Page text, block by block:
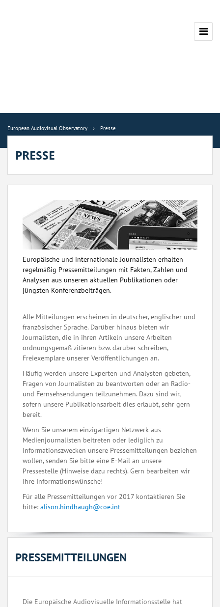
European Audiovisual Observatory Presse
PRESSE
Europäische und internationale Journalisten erhalten
regelmäßig Pressemitteilungen mit Fakten, Zahlen und
Analysen aus unseren aktuellen Publikationen oder
jüngsten Konferenzbeiträgen.
Alle Mitteilungen erscheinen in deutscher, englischer und
französischer Sprache. Darüber hinaus bieten wir
Journalisten, die in ihren Artikeln unsere Arbeiten
ordnungsgemäß zitieren bzw. darüber schreiben,
Freiexemplare unserer Veröffentlichungen an.
Häufig werden unsere Experten und Analysten gebeten,
Fragen von Journalisten zu beantworten oder an Radio-
und Fernsehsendungen teilzunehmen. Dazu sind wir,
sofern unsere Publikationsarbeit dies erlaubt, sehr gern
bereit.
Wenn Sie unserem einzigartigen Netzwerk aus
Medienjournalisten beitreten oder lediglich zu
Informationszwecken unsere Pressemitteilungen beziehen
wollen, senden Sie bitte eine E-Mail an unsere
Pressestelle (Hinweise dazu rechts). Gern bearbeiten wir
Ihre Informationswünsche!
Für alle Pressemitteilungen vor 2017 kontaktieren Sie
bitte: alison.hindhaugh@coe.int
PRESSEMITTEILUNGEN
Die Europäische Audiovisuelle Informationsstelle hat